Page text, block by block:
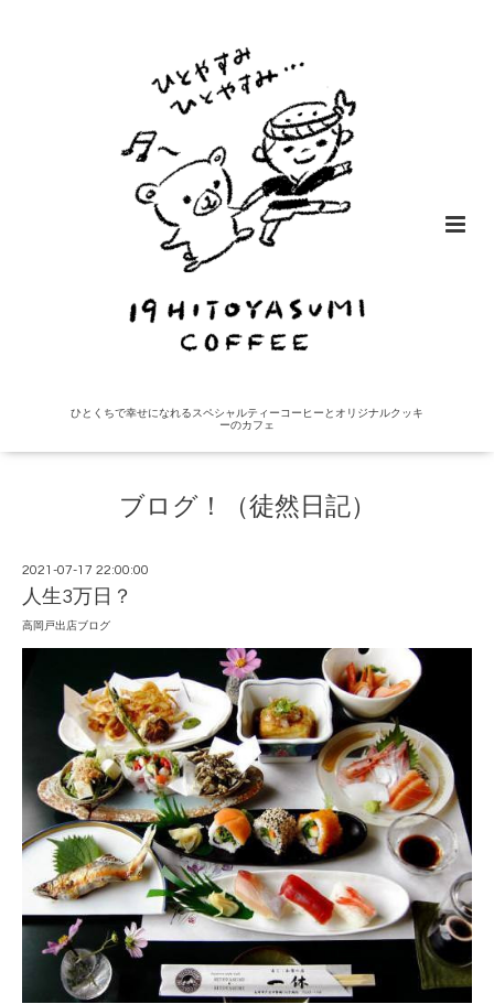
ひとくちで幸せになれるスペシャルティーコーヒーとオリジナルクッキ
ーのカフェ
ブログ！（徒然日記）
2021-07-17 22:00:00
人生3万日？
高岡戸出店ブログ